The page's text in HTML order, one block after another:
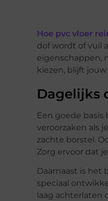
Hoe pvc vloer
dof wordt of vuil
eigenschappen,
kiezen, blijft
Dagelijks
Een goede
veroorzaken als
zachte borstel.
Zorg ervoor dat
Daarnaast is het
speciaal
laag achterlaten